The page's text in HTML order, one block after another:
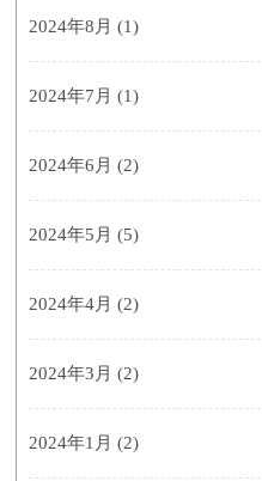
2024年8月 (1)
2024年7月 (1)
2024年6月 (2)
2024年5月 (5)
2024年4月 (2)
2024年3月 (2)
2024年1月 (2)